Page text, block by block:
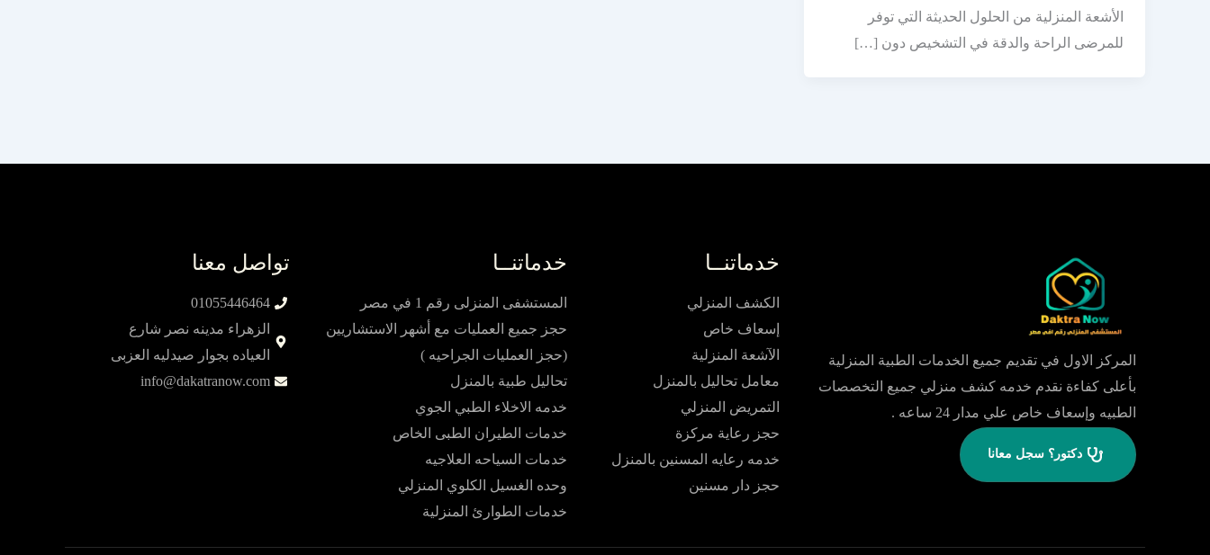
الأشعة المنزلية من الحلول الحديثة التي توفر
للمرضى الراحة والدقة في التشخيص دون […]
المركز الاول في تقديم جميع الخدمات الطبية المنزلية
بأعلى كفاءة نقدم خدمه كشف منزلي جميع التخصصات
الطبيه وإسعاف خاص علي مدار 24 ساعه .
دكتور؟ سجل معانا
خدماتنــا
الكشف المنزلي
إسعاف خاص
الآشعة المنزلية
معامل تحاليل بالمنزل
التمريض المنزلي
حجز رعاية مركزة
خدمه رعايه المسنين بالمنزل
حجز دار مسنين
خدماتنــا
المستشفى المنزلى رقم 1 في مصر
حجز جميع العمليات مع أشهر الاستشاريين
(حجز العمليات الجراحيه )
تحاليل طبية بالمنزل
خدمه الاخلاء الطبي الجوي
خدمات الطيران الطبى الخاص
خدمات السياحه العلاجيه
وحده الغسيل الكلوي المنزلي
خدمات الطوارئ المنزلية
تواصل معنا
01055446464
الزهراء مدينه نصر شارع
العياده بجوار صيدليه العزبى
info@dakatranow.com